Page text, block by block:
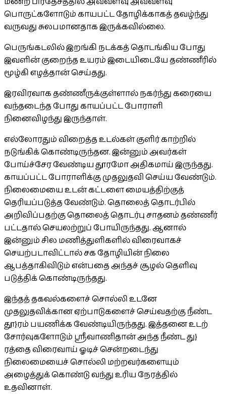
பொருட்களோடும் காயபட்ட தோழிக்காகத் தவழ்ந்து
வருவது சுலபமானதாக இருக்கவில்லை.
பெருங்கடலில் இறங்கி நடக்கத் தொடங்கிய போது
இவளின் குறைந்த உயரம் இடையிடையே தண்ணீரில்
மூழ்கி எழத்தான் செய்தது.
இரவிரவாக தண்ணீருக்குள்ளால் நகர்ந்து கரையை
வந்தடைந்த போது காயப்பட்ட போராளி
நினைவிழந்து இருந்தாள்.
எல்லோரதும் விறைத்த உடல்கள் குளிர் காற்றில்
நடுங்கிக் கொண்டிருந்தன. இன்னும் அவர்கள்
போய்ச்சேர வேண்டிய தூரமோ அதிகமாய் இருந்தது.
காயப்பட்ட போராளிக்கு முதலுதவி செய்ய வேண்டும்.
நிலைமையை உடன் கட்டளை மையத்திற்குத்
தெரியப்படுத்த வேண்டும். தொலைத் தொடர்பில்
அறிவிப்பதற்கு தொலைத் தொடர்பு சாதனம் தண்ணீர்
பட்டதால் செயலற்றுப் போயிருந்தது. ஆனால்
இன்னும் சில மணித்துளிகளில் விரைவாகச்
செயற்படாவிட்டால் சக தோழியின் நிலை
ஆபத்தாகிவிடும் என்பதை அந்தச் சூழல் தெளிவு
படுத்திக் கொண்டிருந்தது.
இந்தத் தகவல்களைச் சொல்லி உடனே
முதலுதவிக்கான ஏற்பாடுகளைச் செய்வதற்கு நீண்ட
தூ}ரம் பயணிக்க வேண்டியிருந்தது. இத்தனை உடற்
சோர்வுகளோடும் ஸ்ரீவாணிதான் அந்த நீண்ட து}
ரத்தை விரைவாய் ஓடிச் சென்றடைந்து
நிலைமையைச் சொல்லி மற்றவர்களையும்
அழைத்துக் கொண்டு வந்து உரிய நேரத்தில்
உதவினாள்.